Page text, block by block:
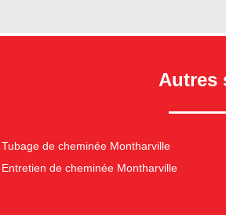
Autres
Tubage de cheminée Montharville
Entretien de cheminée Montharville